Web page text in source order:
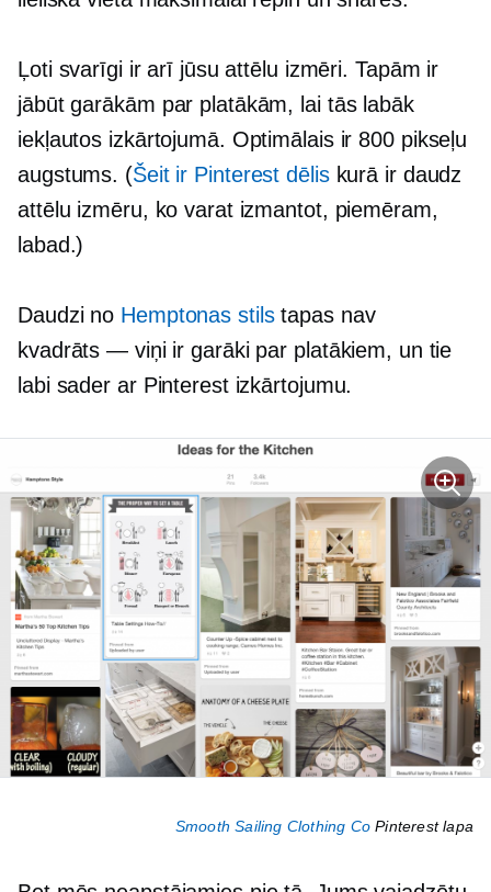
Ļoti svarīgi ir arī jūsu attēlu izmēri. Tapām ir
jābūt garākām par platākām, lai tās labāk
iekļautos izkārtojumā. Optimālais ir 800 pikseļu
augstums. (Šeit ir Pinterest dēliskurā ir daudz
attēlu izmēru, ko varat izmantot, piemēram,
labad.)
Daudzi no Hemptonas stilstapas nav
kvadrāts — viņiir garāki par platākiem, un tie
labi sader ar Pinterest izkārtojumu.
Smooth Sailing Clothing Co Pinterest lapa